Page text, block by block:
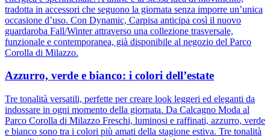
tradotta in accessori che seguono la giornata senza imporre un’unica
occasione d’uso. Con Dynamic, Carpisa anticipa così il nuovo
guardaroba Fall/Winter attraverso una collezione trasversale,
funzionale e contemporanea, già disponibile al negozio del Parco
Corolla di Milazzo.
Azzurro, verde e bianco: i colori dell’estate
Tre tonalità versatili, perfette per creare look leggeri ed eleganti da
indossare in ogni momento della giornata. Da Calcagno Moda al
Parco Corolla di Milazzo Freschi, luminosi e raffinati, azzurro, verde
e bianco sono tra i colori più amati della stagione estiva. Tre tonalità